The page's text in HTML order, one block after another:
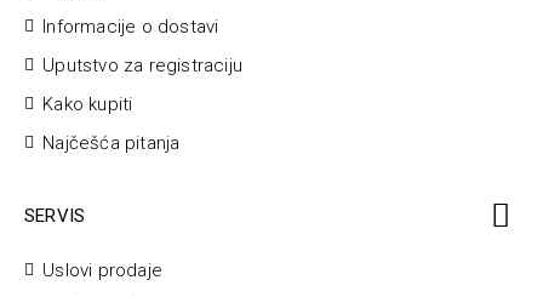
Informacije o dostavi
Uputstvo za registraciju
Kako kupiti
Najčešća pitanja
SERVIS
Uslovi prodaje